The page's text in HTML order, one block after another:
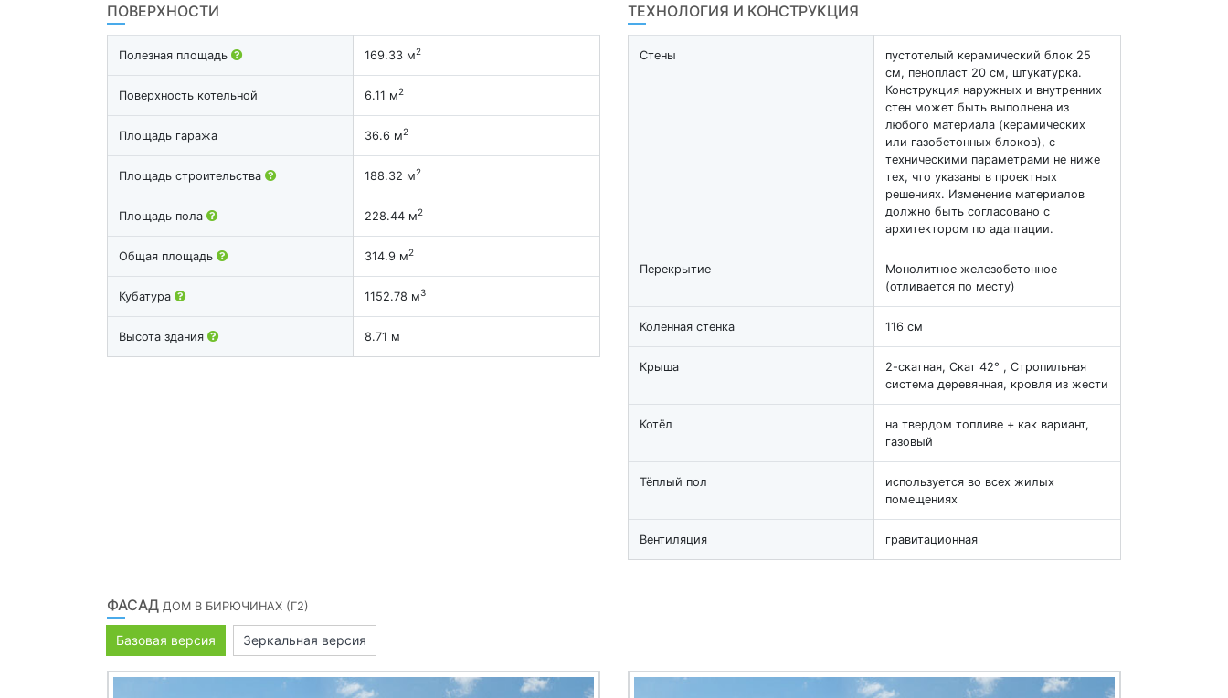
ПОВЕРХНОСТИ
Полезная площадь 169.33 м2
Поверхность котельной 6.11 м2
Площадь гаража 36.6 м2
Площадь строительства 188.32 м2
Площадь пола 228.44 м2
Общая площадь 314.9 м2
Кубатура 1152.78 м3
Высота здания 8.71 м
ТЕХНОЛОГИЯ И КОНСТРУКЦИЯ
Стены
пустотелый керамический блок 25
см, пенопласт 20 см, штукатурка.
Конструкция наружных и внутренних
стен может быть выполнена из
любого материала (керамических
или газобетонных блоков), с
техническими параметрами не ниже
тех, что указаны в проектных
решениях. Изменение материалов
должно быть согласовано с
архитектором по адаптации.
Перекрытие
Монолитное железобетонное
(отливается по месту)
Коленная стенка 116 см
Крыша
2-скатная, Скат 42° , Стропильная
система деревянная, кровля из жести
Котёл
на твердом топливе + как вариант,
газовый
Тёплый пол
используется во всех жилых
помещениях
Вентиляция гравитационная
ФАСАД ДОМ В БИРЮЧИНАХ (Г2)
Базовая версия Зеркальная версия